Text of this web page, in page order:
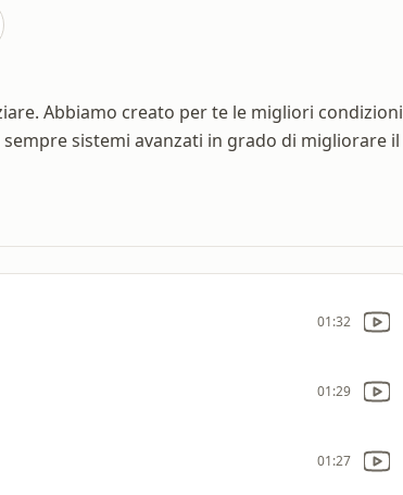
Abbiamo creato per te le migliori condizioni
sistemi avanzati in grado di migliorare il
01:32
01:29
01:27